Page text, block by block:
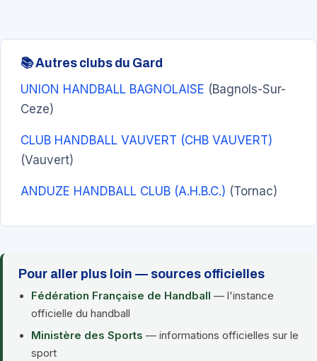
📚 Autres clubs du Gard
UNION HANDBALL BAGNOLAISE (Bagnols-Sur-
Ceze)
CLUB HANDBALL VAUVERT (CHB VAUVERT)
(Vauvert)
ANDUZE HANDBALL CLUB (A.H.B.C.) (Tornac)
Pour aller plus loin — sources officielles
Fédération Française de Handball — l'instance
officielle du handball
Ministère des Sports — informations officielles sur le
sport